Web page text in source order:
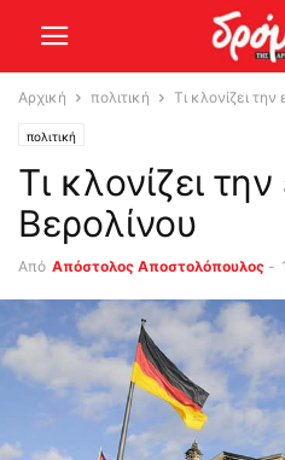
Αρχική πολιτική Τι κλονίζει
πολιτική
Τι κλονίζει
Βερολίνου
Από Απόστολος Αποστολόπουλος -